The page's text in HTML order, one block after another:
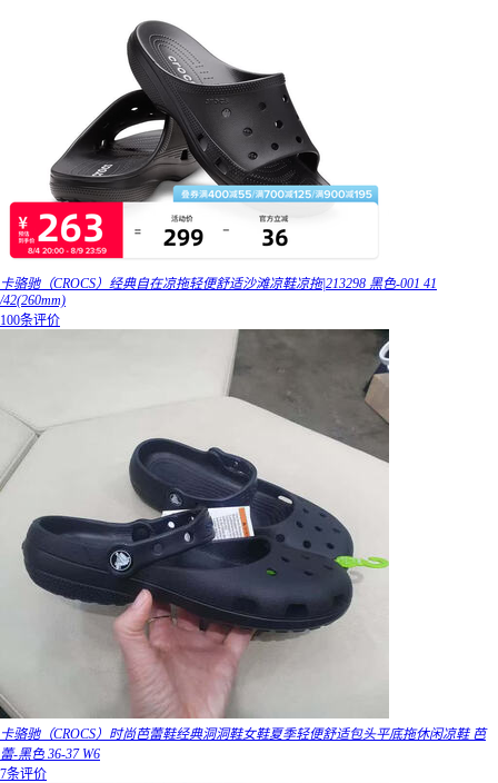
卡骆驰（CROCS）经典自在凉拖轻便舒适沙滩凉鞋凉拖|213298 黑色-001 41
/42(260mm)
100条评价
卡骆驰（CROCS）时尚芭蕾鞋经典洞洞鞋女鞋夏季轻便舒适包头平底拖休闲凉鞋 芭
蕾-黑色 36-37 W6
7条评价